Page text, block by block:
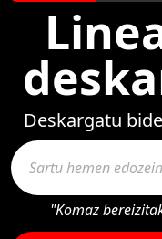
Deskargatu
"Komaz